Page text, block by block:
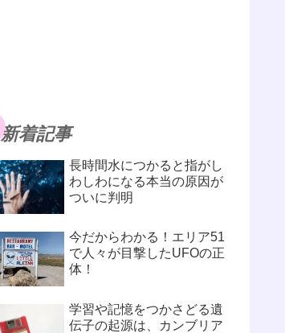
新着記事
長時間水につかると指がし
わしわになる本当の原因が
ついに判明
今だからわかる！エリア51
で人々が目撃したUFOの正
体！
学習や記憶をつかさどる遺
伝子の起源は、カンブリア